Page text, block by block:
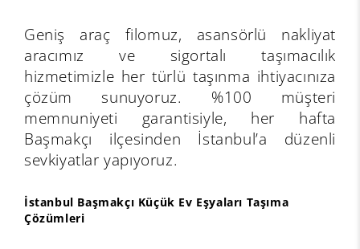
Geniş araç filomuz, asansörlü nakliyat
aracımız ve sigortalı taşımacılık
hizmetimizle her türlü taşınma ihtiyacınıza
çözüm sunuyoruz. %100 müşteri
memnuniyeti garantisiyle, her hafta
Başmakçı ilçesinden İstanbul’a düzenli
sevkiyatlar yapıyoruz.
İstanbul Başmakçı Küçük Ev Eşyaları Taşıma
Çözümleri